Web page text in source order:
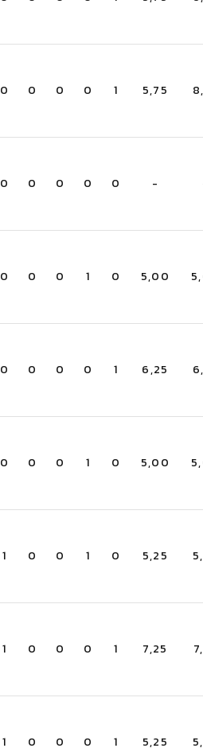
0 0 0 0 1 5,75
0 0 0 0 0 -
0 0 0 1 0 5,00
0 0 0 0 1 6,25
0 0 0 1 0 5,00
1 0 0 1 0 5,25
1 0 0 0 1 7,25
1 0 0 0 1 5,25